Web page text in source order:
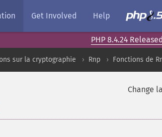
Get Involved Help
PHP 8.4.24
sur la cryptographie Rnp Fonctions de
Change